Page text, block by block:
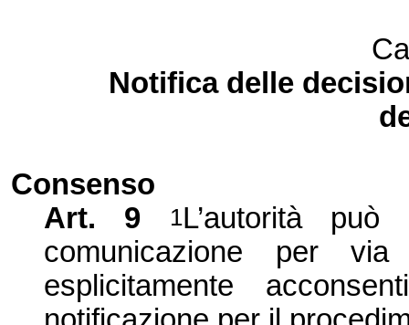
Notifica delle
Consenso
Art. 9
1L’autorità
comunicazione per
esplicitamente